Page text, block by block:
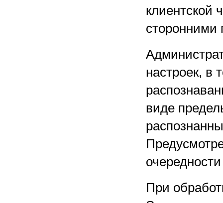
клиентской
сторонними
настроек, в
виде
При